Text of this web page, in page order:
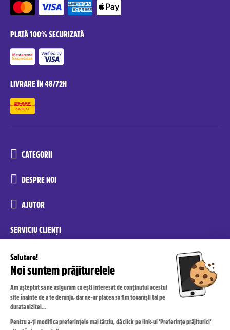
PLATĂ 100% SECURIZATĂ
LIVRARE ÎN 48/72H
CATEGORII
DESPRE NOI
AJUTOR
SERVICIU CLIENȚI
reconditionate.yoxo@recommerce.com
luni-vineri 08:00-17:00
RECONDIȚIONAT DE